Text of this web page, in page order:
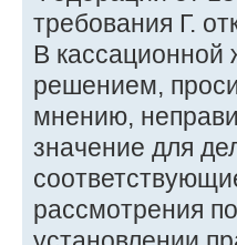
требования Г.
В кассационной
решением,
мнению,
значение для
рассмотрения